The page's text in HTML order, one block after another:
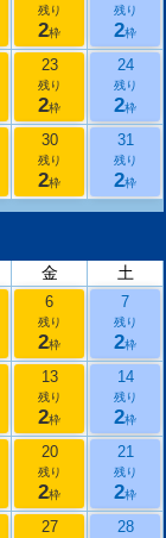
残り
2枠
残り
2枠
23
残り
2枠
24
残り
2枠
30
残り
2枠
31
残り
2枠
金
土
6
残り
2枠
7
残り
2枠
13
残り
2枠
14
残り
2枠
20
残り
2枠
21
残り
2枠
27 28